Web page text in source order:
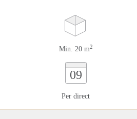
Min. 20 m2
09
Per direct